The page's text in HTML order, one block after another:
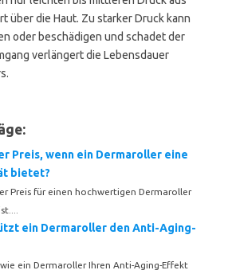
über die Haut. Zu starker Druck kann
oder beschädigen und schadet der
verlängert die Lebensdauer
Preis, wenn ein Dermaroller eine
bietet?
Preis für einen hochwertigen Dermaroller
ein Dermaroller den Anti-Aging-
ein Dermaroller Ihren Anti-Aging-Effekt